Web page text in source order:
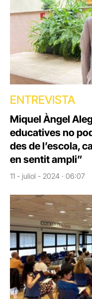
ENTREVISTA
Miquel Àngel
educatives no
des de l’escola,
en sentit ampli”
11 - juliol - 2024 · 06:07